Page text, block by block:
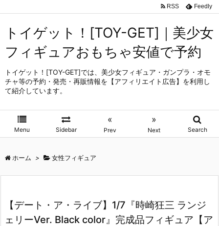
トイゲット！[TOY-GET]｜美少女
フィギュアおもちゃ安値で予約
トイゲット！[TOY-GET]では、美少女フィギュア・ガンプラ・オモ
チャ等の予約・発売・再販情報を【アフィリエイト広告】を利用し
て紹介しています。
Menu Sidebar
«
Prev
»
Next Search
RSS Feedly
ホーム > 女性フィギュア
【デート・ア・ライブ】1/7『時崎狂三 ランジ
ェリーVer. Black color』完成品フィギュア【ア